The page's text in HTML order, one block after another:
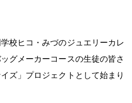
校ヒコ・みづのジュエリーカレ
グメーカーコースの生徒の皆さ
ズ」プロジェクトとして始まり